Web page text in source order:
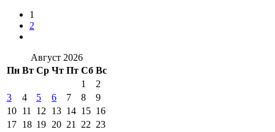
1
2
Август 2026
Пн Вт Ср Чт Пт Сб Вс
1
2
3
4 5 6 7 8
9
10 11 12 13 14 15 16
17 18 19 20 21 22 23